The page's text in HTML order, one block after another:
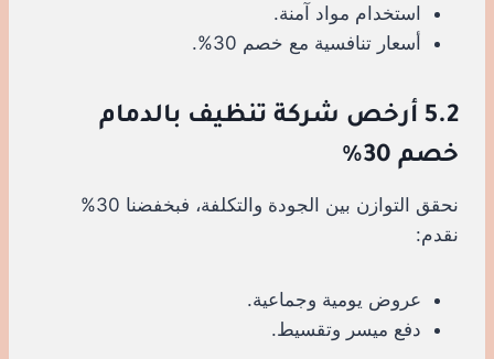
استخدام مواد آمنة.
أسعار تنافسية مع خصم 30%.
5.2 أرخص شركة تنظيف بالدمام
خصم 30%
نحقق التوازن بين الجودة والتكلفة، فبخفضنا 30%
نقدم:
عروض يومية وجماعية.
دفع ميسر وتقسيط.